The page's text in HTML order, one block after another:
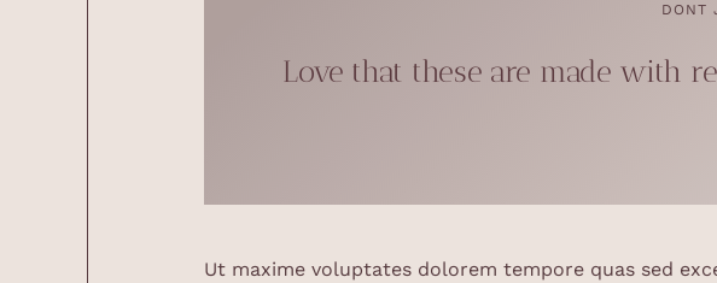
DONT
Love that these are made with
Ut maxime voluptates dolorem tempore quas sed